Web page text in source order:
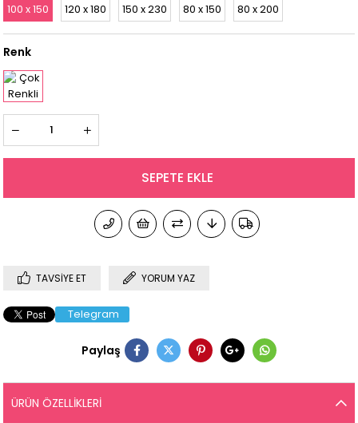
100 x 150 120 x 180 150 x 230 80 x 150 80 x 200
Renk
TAVSIYE ET YORUM YAZ
Telegram
Paylaş
ÜRÜN ÖZELLIKLERI